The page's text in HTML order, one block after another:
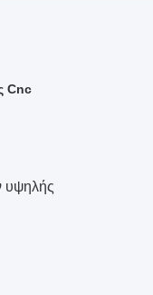
Cnc
υψηλής